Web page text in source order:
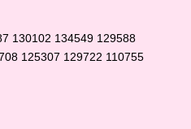
130102 134549 129588
125307 129722 110755